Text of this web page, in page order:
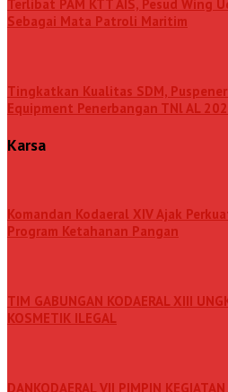
Terlibat PAM KTT AIS, Pesud Wing
Sebagai Mata Patroli Maritim
Tingkatkan Kualitas SDM,
Equipment Penerbangan TNl AL
Karsa
Komandan Kodaeral XIV Ajak
Program Ketahanan Pangan
TIM GABUNGAN KODAERAL XIII
KOSMETIK ILEGAL
DANKODAERAL VII PIMPIN